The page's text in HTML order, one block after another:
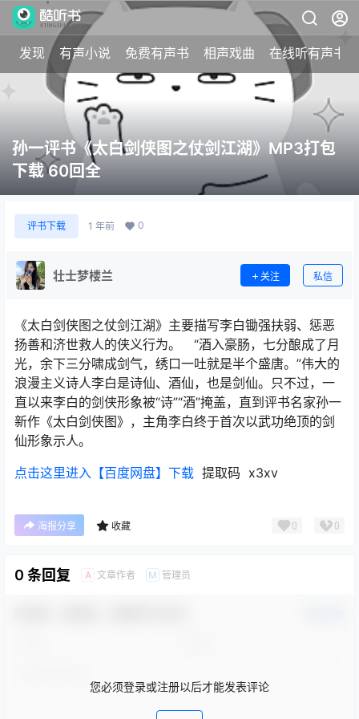
发现 有声小说 免费有声书 相声戏曲 在线听有声书
孙一评书《太白剑侠图之仗剑江湖》MP3打包
下载 60回全
评书下载 1 年前 0
壮士梦楼兰 关注 私信
《太白剑侠图之仗剑江湖》主要描写李白锄强扶弱、惩恶
扬善和济世救人的侠义行为。 “酒入豪肠，七分酿成了月
光，余下三分啸成剑气，绣口一吐就是半个盛唐。”伟大的
浪漫主义诗人李白是诗仙、酒仙，也是剑仙。只不过，一
直以来李白的剑侠形象被“诗”“酒”掩盖，直到评书名家孙一
新作《太白剑侠图》，主角李白终于首次以武功绝顶的剑
仙形象示人。
点击这里进入【百度网盘】下载 提取码 x3xv
海报分享 收藏 0 0
0 条回复 A 文章作者 M 管理员
您必须登录或注册以后才能发表评论